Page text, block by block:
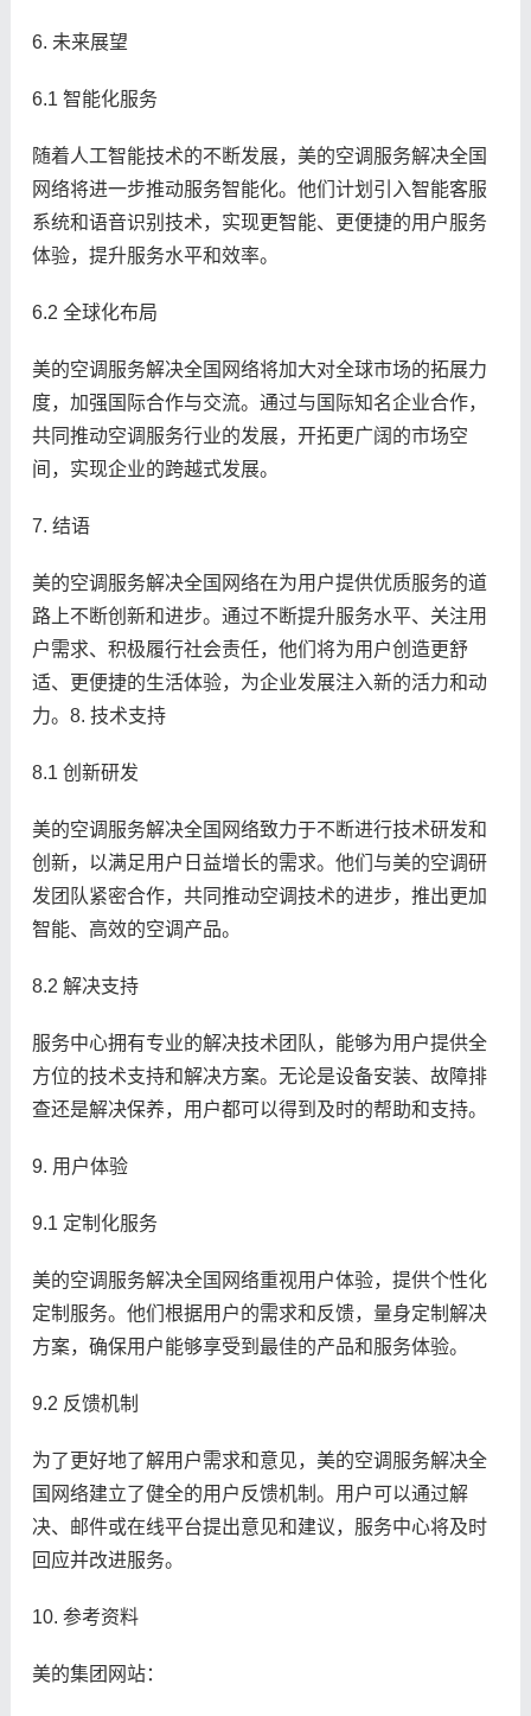
6. 未来展望
6.1 智能化服务
随着人工智能技术的不断发展，美的空调服务解决全国
网络将进一步推动服务智能化。他们计划引入智能客服
系统和语音识别技术，实现更智能、更便捷的用户服务
体验，提升服务水平和效率。
6.2 全球化布局
美的空调服务解决全国网络将加大对全球市场的拓展力
度，加强国际合作与交流。通过与国际知名企业合作，
共同推动空调服务行业的发展，开拓更广阔的市场空
间，实现企业的跨越式发展。
7. 结语
美的空调服务解决全国网络在为用户提供优质服务的道
路上不断创新和进步。通过不断提升服务水平、关注用
户需求、积极履行社会责任，他们将为用户创造更舒
适、更便捷的生活体验，为企业发展注入新的活力和动
力。8. 技术支持
8.1 创新研发
美的空调服务解决全国网络致力于不断进行技术研发和
创新，以满足用户日益增长的需求。他们与美的空调研
发团队紧密合作，共同推动空调技术的进步，推出更加
智能、高效的空调产品。
8.2 解决支持
服务中心拥有专业的解决技术团队，能够为用户提供全
方位的技术支持和解决方案。无论是设备安装、故障排
查还是解决保养，用户都可以得到及时的帮助和支持。
9. 用户体验
9.1 定制化服务
美的空调服务解决全国网络重视用户体验，提供个性化
定制服务。他们根据用户的需求和反馈，量身定制解决
方案，确保用户能够享受到最佳的产品和服务体验。
9.2 反馈机制
为了更好地了解用户需求和意见，美的空调服务解决全
国网络建立了健全的用户反馈机制。用户可以通过解
决、邮件或在线平台提出意见和建议，服务中心将及时
回应并改进服务。
10. 参考资料
美的集团网站：